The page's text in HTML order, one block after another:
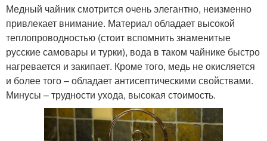
Медный чайник смотрится очень элегантно, неизменно
привлекает внимание. Материал обладает высокой
теплопроводностью (стоит вспомнить знаменитые
русские самовары и турки), вода в таком чайнике быстро
нагревается и закипает. Кроме того, медь не окисляется
и более того – обладает антисептическими свойствами.
Минусы – трудности ухода, высокая стоимость.